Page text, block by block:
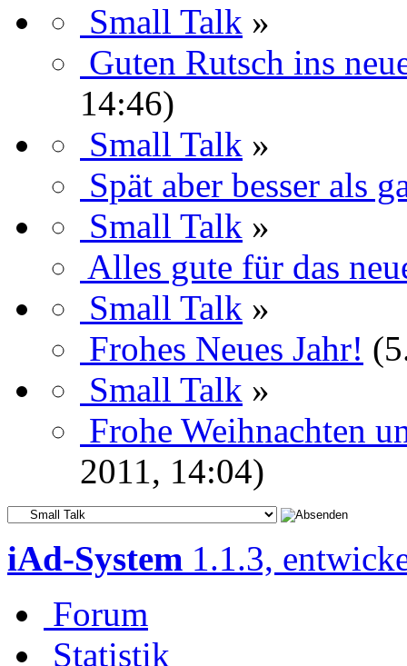
Small Talk »
Guten Rutsch ins
14:46)
Small Talk »
Spät aber besser als
Small Talk »
Alles gute für das
Small Talk »
Frohes Neues Jahr!
Small Talk »
Frohe Weihnachten
2011, 14:04)
iAd-System 1.1.3,
Forum
Statistik